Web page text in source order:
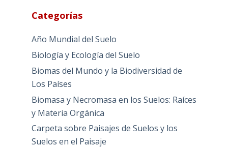
Categorías
Año Mundial del Suelo
Biología y Ecología del Suelo
Biomas del Mundo y la Biodiversidad de
Los Países
Biomasa y Necromasa en los Suelos: Raíces
y Materia Orgánica
Carpeta sobre Paisajes de Suelos y los
Suelos en el Paisaje